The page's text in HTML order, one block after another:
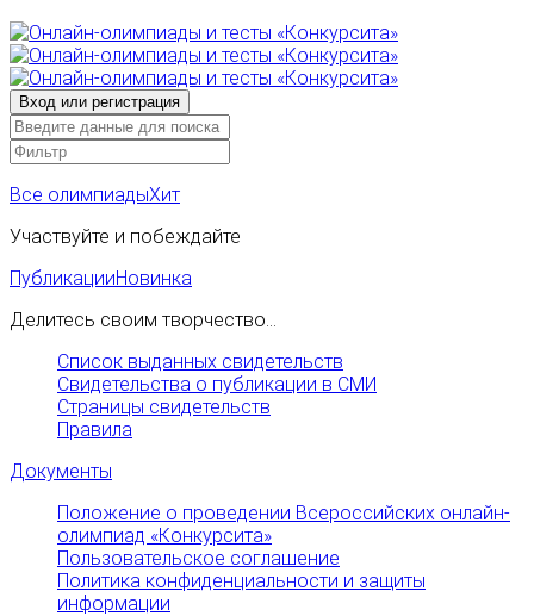
Все олимпиадыХит
Участвуйте и побеждайте
ПубликацииНовинка
Делитесь своим творчество...
Список выданных свидетельств
Свидетельства о публикации в СМИ
Страницы свидетельств
Правила
Документы
Положение о проведении Всероссийских онлайн-
олимпиад «Конкурсита»
Пользовательское соглашение
Политика конфиденциальности и защиты
информации